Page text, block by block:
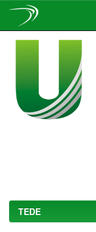
TEDE